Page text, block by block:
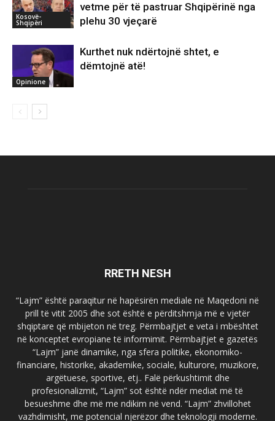
Kosovë-
Shqipëri
vetme për të pastruar Shqipërinë nga
plehu 30 vjeçarë
Opinione
Kurthet nuk ndërtojnë shtet, e
dëmtojnë atë!
RRETH NESH
“Lajm” është paraqitur në hapësirën mediale në Maqedoni në
prill të vitit 2005 dhe sot është e përditshmja më e vjetër
shqiptare që mbijeton në treg. Përmbajtjet e veta i mbështet
në konceptet evropiane të informimit. Përmbajtjet e gazetës
“Lajm” janë dinamike, nga sfera politike, ekonomiko-
financiare, historike, akademike, sociale, kulturore, muzikore,
argëtuese, sportive, etj.. Falë përkushtimit dhe
profesionalizmit, “Lajm” sot është ndër mediat më të
besueshme dhe më me ndikim në vend. “Lajm” zhvillohet
vazhdimisht, me potencial njerëzor dhe teknologji moderne.